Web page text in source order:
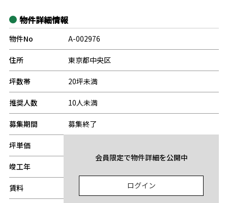
物件詳細情報
物件No A-002976
住所 東京都中央区
坪数帯 20坪未満
推奨人数 10人未満
募集期間 募集終了
坪単価
竣工年
賃料
会員限定で物件詳細を公開中
ログイン